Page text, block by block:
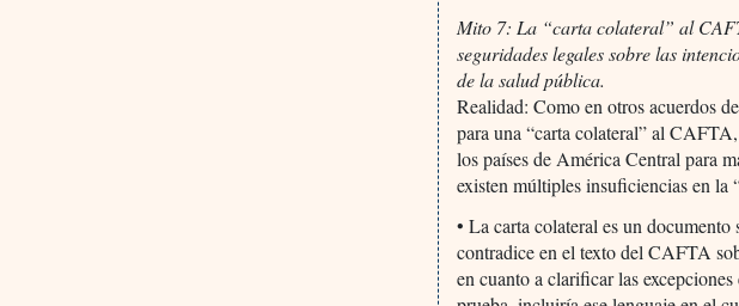
Mito 7: La “carta colateral” al
seguridades legales sobre las
de la salud pública.
Realidad: Como en otros acuerdos
para una “carta colateral” al
los países de América Central para
existen múltiples insuficiencias en la
• La carta colateral es un
contradice en el texto del CAFTA
en cuanto a clarificar las